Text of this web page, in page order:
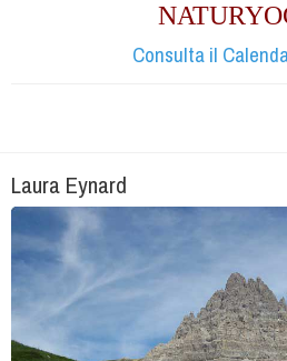
Consulta il
Laura Eynard